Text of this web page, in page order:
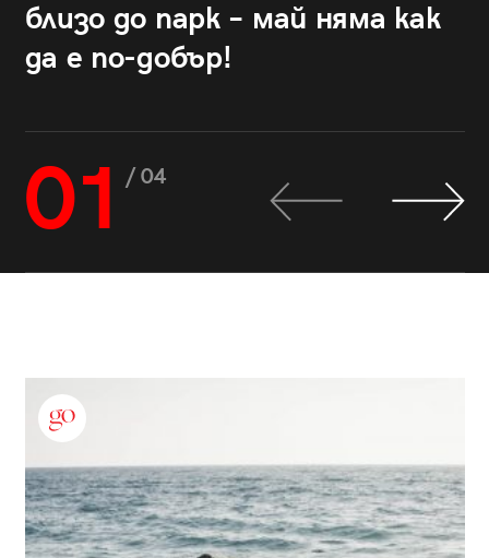
близо до парк – май няма как
да е по-добър!
01 / 04